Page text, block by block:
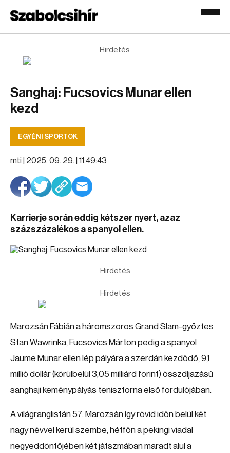
Hirdetés
Sanghaj: Fucsovics Munar ellen
kezd
EGYÉNI SPORTOK
mti | 2025. 09. 29. | 11:49:43
Karrierje során eddig kétszer nyert, azaz
százszázalékos a spanyol ellen.
Hirdetés
Hirdetés
Marozsán Fábián a háromszoros Grand Slam-győztes
Stan Wawrinka, Fucsovics Márton pedig a spanyol
Jaume Munar ellen lép pályára a szerdán kezdődő, 9,1
millió dollár (körülbelül 3,05 milliárd forint) összdíjazású
sanghaji keménypályás tenisztorna első fordulójában.
A világranglistán 57. Marozsán így rövid időn belül két
nagy névvel kerül szembe, hétfőn a pekingi viadal
negyeddöntőjében két játszmában maradt alul a